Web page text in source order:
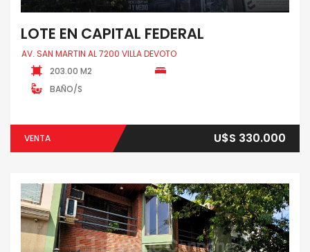
LOTE EN CAPITAL FEDERAL
AV. SAN MARTIN AL 7200 VILLA DEVOTO
203.00 M2
BAÑO/S
VENTA U$S 330.000